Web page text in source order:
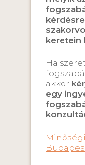
keretein
Ha
akkor
egy